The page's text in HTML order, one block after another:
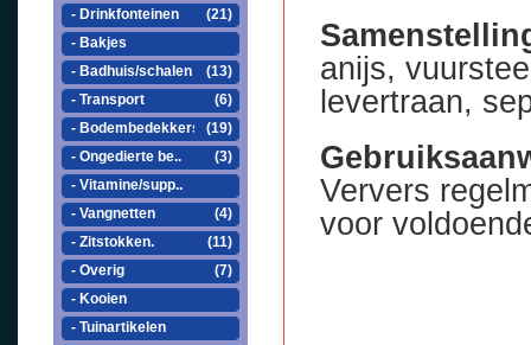
- Drinkfonteinen
(21)
- Bakjes
- Badhuis/schalen
(13)
- Transport
(6)
- Bodembedekkers
(19)
- Ongedierte be..
(3)
- Vitamine/supp..
- Vangnetten
(4)
- Zitstokken.
(11)
- Overig
(7)
- Kooien
- Tuinartikelen
anijs,
levertraan,
Ververs
voor